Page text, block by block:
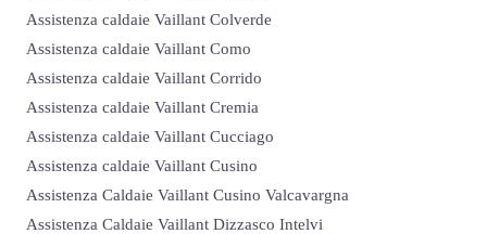
Assistenza caldaie Vaillant Colverde
Assistenza caldaie Vaillant Como
Assistenza caldaie Vaillant Corrido
Assistenza caldaie Vaillant Cremia
Assistenza caldaie Vaillant Cucciago
Assistenza caldaie Vaillant Cusino
Assistenza Caldaie Vaillant Cusino Valcavargna
Assistenza Caldaie Vaillant Dizzasco Intelvi